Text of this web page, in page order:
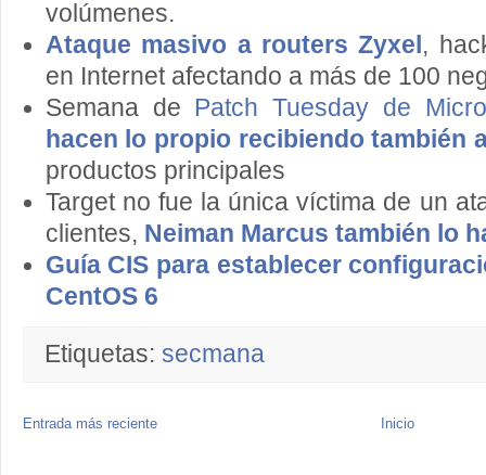
volúmenes.
Ataque masivo a routers Zyxel ,
en Internet afectando a más de 100
Semana de Patch Tuesday de
hacen lo propio recibiendo también
productos principales
Target no fue la única víctima de un
clientes, Neiman Marcus también lo
Guía CIS para establecer
CentOS 6
Etiquetas: secmana
Entrada más reciente Inicio